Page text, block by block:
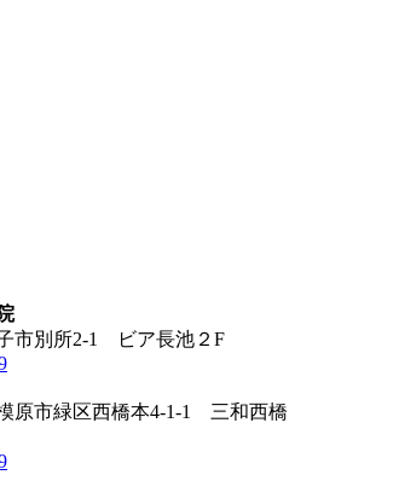
市別所2-1 ビア長池２F
原市緑区西橋本4-1-1 三和西橋